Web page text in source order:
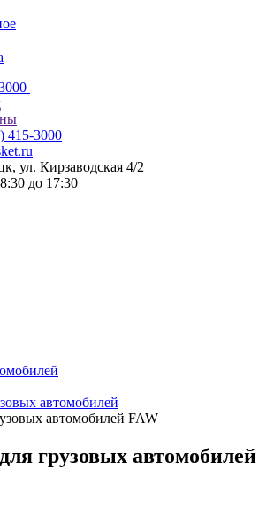
415-3000
ул. Кирзаводская 4/2
до 17:30
автомобилей
автомобилей FAW
грузовых автомобилей